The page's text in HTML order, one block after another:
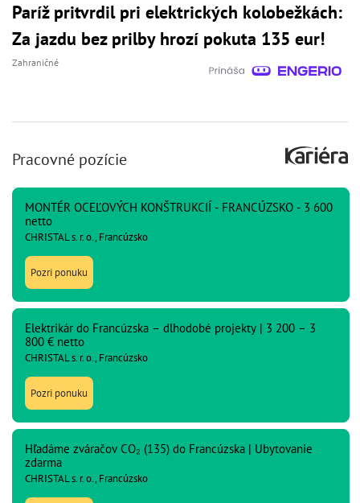
Paríž pritvrdil pri elektrických kolobežkách:
Za jazdu bez prilby hrozí pokuta 135 eur!
Zahraničné
Pracovné pozície
MONTÉR OCEĽOVÝCH KONŠTRUKCIÍ - FRANCÚZSKO - 3 600
netto
CHRISTAL s. r. o., Francúzsko
Pozri ponuku
Elektrikár do Francúzska – dlhodobé projekty | 3 200 – 3
800 € netto
CHRISTAL s. r. o., Francúzsko
Pozri ponuku
Hľadáme zváračov CO₂ (135) do Francúzska | Ubytovanie
zdarma
CHRISTAL s. r. o., Francúzsko